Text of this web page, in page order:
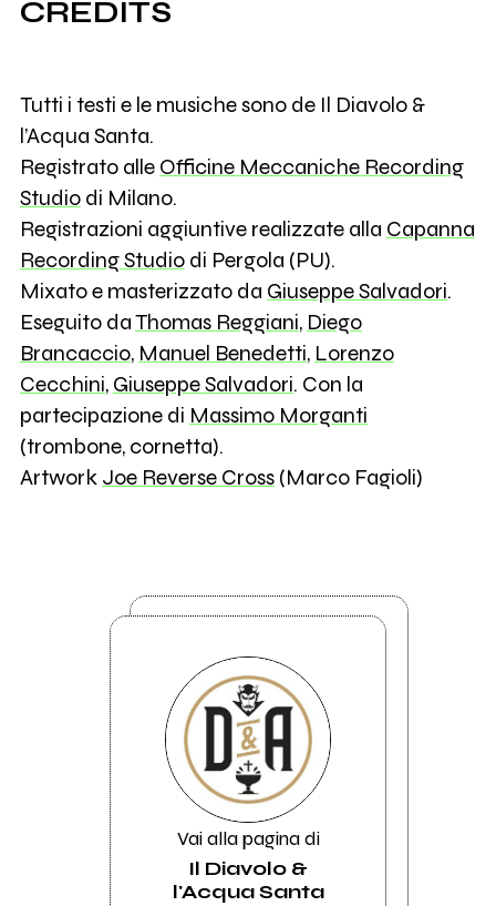
CREDITS
Tutti i testi e le musiche sono de Il Diavolo &
l’Acqua Santa.
Registrato alle Officine Meccaniche Recording
Studiodi Milano.
Registrazioni aggiuntive realizzate alla Capanna
Recording Studiodi Pergola (PU).
Mixato e masterizzato da Giuseppe Salvadori.
Eseguito daThomas Reggiani, Diego
Brancaccio, Manuel Benedetti, Lorenzo
Cecchini, Giuseppe Salvadori. Con la
partecipazione di Massimo Morganti
(trombone, cornetta).
Artwork Joe Reverse Cross(Marco Fagioli)
Vai alla pagina di
Il Diavolo &
l'Acqua Santa